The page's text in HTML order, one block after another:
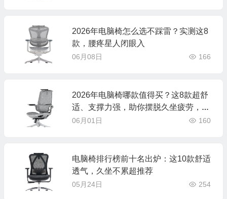
2026年电脑椅怎么选不踩雷？实测这8
款，腰疼星人闭眼入
06月08日 166
2026年电脑椅哪款值得买？这8款超舒
适、支撑力强，助你摆脱久坐疲劳，快
来看看吧
06月01日 160
电脑椅排行榜前十名出炉：这10款舒适
透气，久坐不累超推荐
05月24日 254